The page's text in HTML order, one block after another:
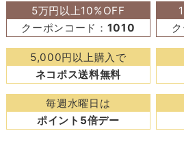
5万円以上10%OFF
クーポンコード： 1010
5,000円以上購入で
ネコポス送料無料
毎週水曜日は
ポイント5倍デー